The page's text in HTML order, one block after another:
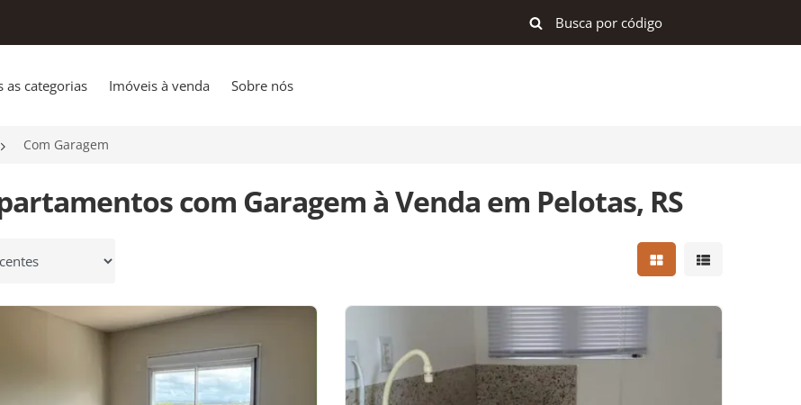
as categorias Imóveis à venda Sobre nós
Com Garagem
com Garagem à Venda em Pelotas, RS
Mostrar resultados
Mostrar